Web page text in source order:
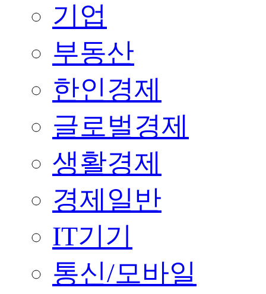
기업
부동산
한인경제
글로벌경제
생활경제
경제일반
IT기기
통신/모바일